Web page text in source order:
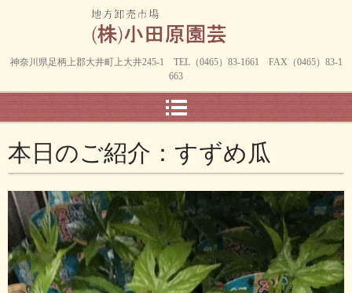
神奈川県足柄上郡大井町上大井245-1 TEL（0465）83-1661 FAX（0465）83-1
663
本日のご紹介：すずめ瓜